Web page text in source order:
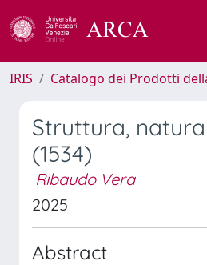
IRIS Catalogo dei Prodotti
Struttura,
(1534)
Ribaudo Vera
2025
Abstract